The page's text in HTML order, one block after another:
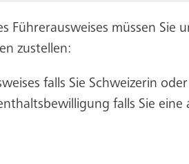
Führerausweises müssen Sie
zustellen:
falls Sie Schweizerin
falls Sie eine